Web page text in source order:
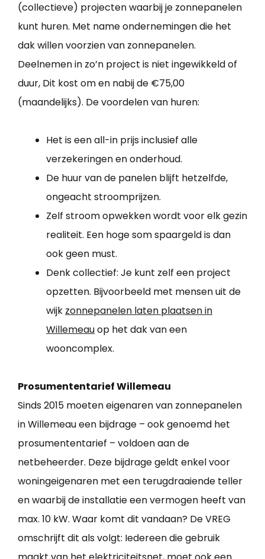
(collectieve) projecten waarbij je zonnepanelen
kunt huren. Met name ondernemingen die het
dak willen voorzien van zonnepanelen.
Deelnemen in zo’n project is niet ingewikkeld of
duur, Dit kost om en nabij de €75,00
(maandelijks). De voordelen van huren:
Het is een all-in prijs inclusief alle
verzekeringen en onderhoud.
De huur van de panelen blijft hetzelfde,
ongeacht stroomprijzen.
Zelf stroom opwekken wordt voor elk gezin
realiteit. Een hoge som spaargeld is dan
ook geen must.
Denk collectief: Je kunt zelf een project
opzetten. Bijvoorbeeld met mensen uit de
wijk zonnepanelen laten plaatsen in
Willemeauop het dak van een
wooncomplex.
Prosumententarief Willemeau
Sinds 2015 moeten eigenaren van zonnepanelen
in Willemeau een bijdrage – ook genoemd het
prosumententarief – voldoen aan de
netbeheerder. Deze bijdrage geldt enkel voor
woningeigenaren met een terugdraaiende teller
en waarbij de installatie een vermogen heeft van
max. 10 kW. Waar komt dit vandaan? De VREG
omschrijft dit als volgt: Iedereen die gebruik